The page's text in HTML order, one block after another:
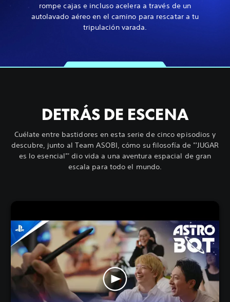
rompe cajas e incluso acelera a través de un
autolavado aéreo en el camino para rescatar a tu
tripulación varada.
DETRÁS DE ESCENA
Cuélate entre bastidores en esta serie de cinco episodios y
descubre, junto al Team ASOBI, cómo su filosofía de "'JUGAR
es lo esencial"' dio vida a una aventura espacial de gran
escala para todo el mundo.